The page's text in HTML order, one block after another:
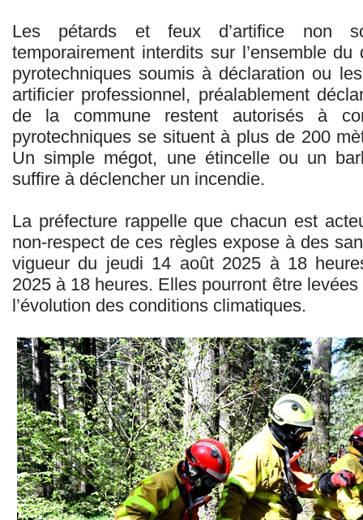
Les pétards et feux d’artifice non
temporairement interdits sur l’ensemble
pyrotechniques soumis à déclaration ou
artificier professionnel, préalablement
de la commune restent autorisés à
pyrotechniques se situent à plus de 200
Un simple mégot, une étincelle ou un
suffire à déclencher un incendie.
La préfecture rappelle que chacun est
non-respect de ces règles expose à des
vigueur du jeudi 14 août 2025 à 18
2025 à 18 heures. Elles pourront être
l’évolution des conditions climatiques.